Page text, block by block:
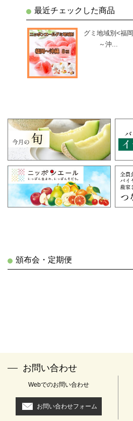
最近チェックした商品
グミ地域別<福岡
～沖...
頒布会・定期便
お問い合わせ
Webでのお問い合わせ
お問い合わせフォーム